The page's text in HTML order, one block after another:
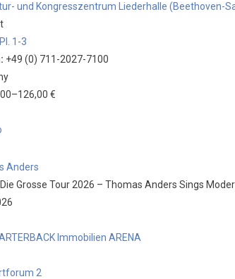
und Kongresszentrum Liederhalle (Beethoven-
1-3
+49 (0) 711-2027-7100
€
Anders
Die Grosse Tour 2026 – Thomas Anders Sings
Immobilien ARENA
2